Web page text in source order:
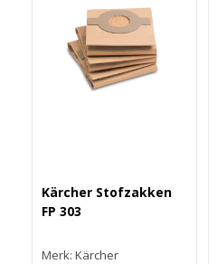
Kärcher Stofzakken
FP 303
Merk: Kärcher